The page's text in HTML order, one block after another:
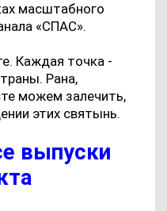
масштабного
«СПАС».
Каждая точка -
Рана,
можем залечить,
этих святынь.
выпуски